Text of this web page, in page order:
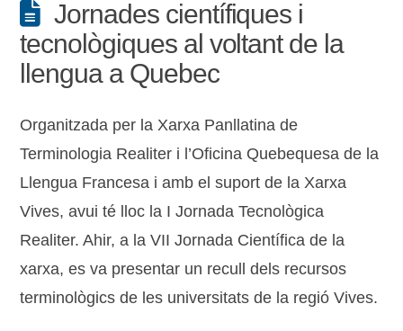
Jornades científiques i
tecnològiques al voltant de la
llengua a Quebec
Organitzada per la Xarxa Panllatina de
Terminologia Realiter i l’Oficina Quebequesa de la
Llengua Francesa i amb el suport de la Xarxa
Vives, avui té lloc la I Jornada Tecnològica
Realiter. Ahir, a la VII Jornada Científica de la
xarxa, es va presentar un recull dels recursos
terminològics de les universitats de la regió Vives.